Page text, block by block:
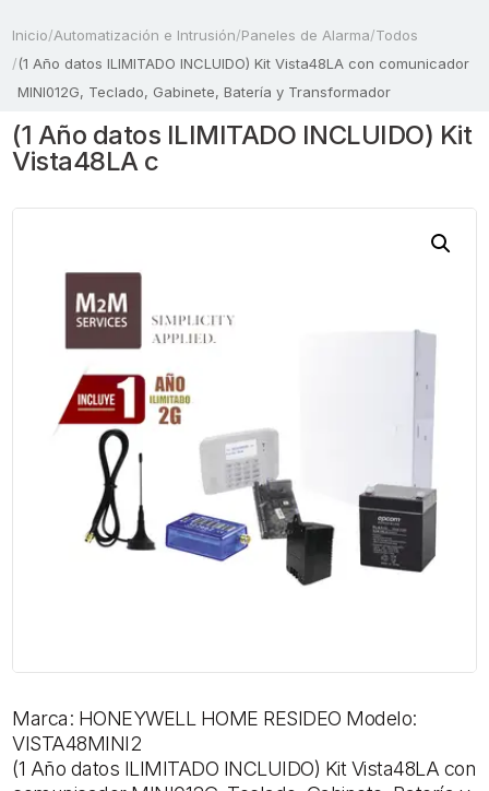
Inicio/Automatización e Intrusión/Paneles de Alarma/Todos
/(1 Año datos ILIMITADO INCLUIDO) Kit Vista48LA con comunicador
MINI012G, Teclado, Gabinete, Batería y Transformador
(1 Año datos ILIMITADO INCLUIDO) Kit
Vista48LA c
Marca: HONEYWELL HOME RESIDEO Modelo:
VISTA48MINI2
(1 Año datos ILIMITADO INCLUIDO) Kit Vista48LA con